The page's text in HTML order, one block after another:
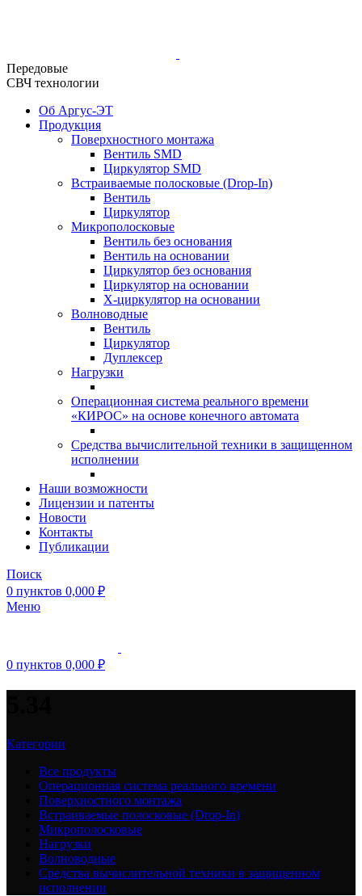
Передовые
СВЧ технологии
Об Аргус-ЭТ
Продукция
Поверхностного монтажа
Вентиль SMD
Циркулятор SMD
Встраиваемые полосковые (Drop-In)
Вентиль
Циркулятор
Микрополосковые
Вентиль без основания
Вентиль на основании
Циркулятор без основания
Циркулятор на основании
Х-циркулятор на основании
Волноводные
Вентиль
Циркулятор
Дуплексер
Нагрузки
Операционная система реального времени
«КИРОС» на основе конечного автомата
Средства вычислительной техники в защищенном
исполнении
Наши возможности
Лицензии и патенты
Новости
Контакты
Публикации
Поиск
0 пунктов 0,000 ₽
Меню
0 пунктов 0,000 ₽
Категории
Все продукты
Операционная система реального времени
Поверхностного монтажа
Встраиваемые полосковые (Drop-In)
Микрополосковые
Нагрузки
Волноводные
Средства вычислительной техники в защищенном
исполнении